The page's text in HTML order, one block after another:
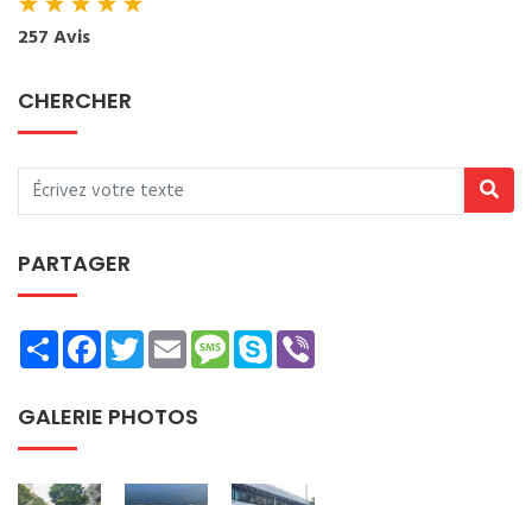
257 Avis
CHERCHER
PARTAGER
ShareFacebookTwitterEmailMessage
Skype
GALERIE PHOTOS